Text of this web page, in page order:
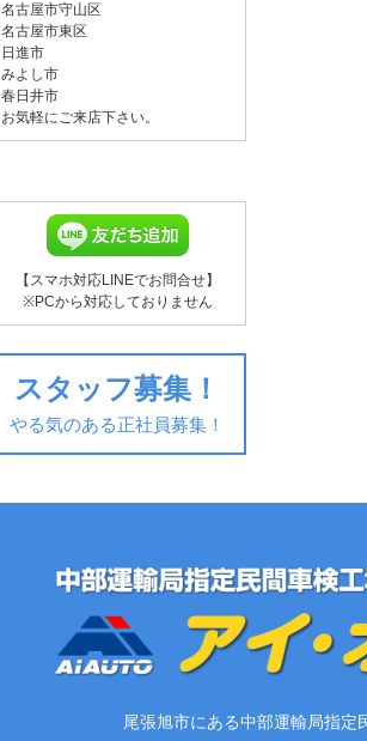
名古屋市守山区
名古屋市東区
日進市
みよし市
春日井市
お気軽にご来店下さい。
【スマホ対応LINEでお問合せ】
※PCから対応しておりません
スタッフ募集！
やる気のある正社員募集！
尾張旭市にある中部運輸局指定